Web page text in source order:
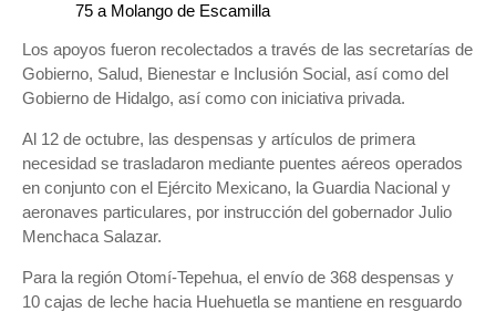
75 a Molango de Escamilla
Los apoyos fueron recolectados a través de las secretarías de
Gobierno, Salud, Bienestar e Inclusión Social, así como del
Gobierno de Hidalgo, así como con iniciativa privada.
Al 12 de octubre, las despensas y artículos de primera
necesidad se trasladaron mediante puentes aéreos operados
en conjunto con el Ejército Mexicano, la Guardia Nacional y
aeronaves particulares, por instrucción del gobernador Julio
Menchaca Salazar.
Para la región Otomí-Tepehua, el envío de 368 despensas y
10 cajas de leche hacia Huehuetla se mantiene en resguardo